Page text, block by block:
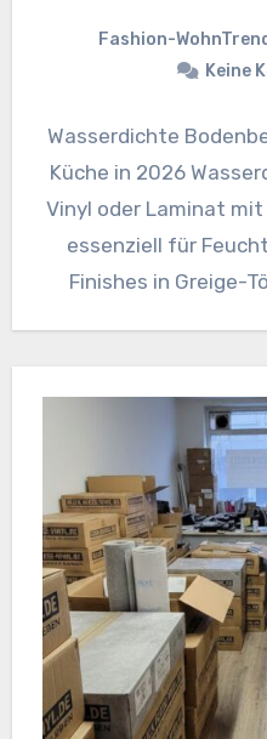
Fashion-
Keine
Wasserdichte
Küche in 2026
Vinyl oder Laminat
essenziell für
Finishes in Greige-